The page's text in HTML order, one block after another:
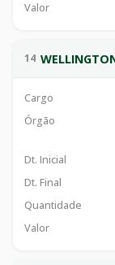
Valor
14
Cargo
Órgão
Dt. Inicial
Dt. Final
Quantidade
Valor